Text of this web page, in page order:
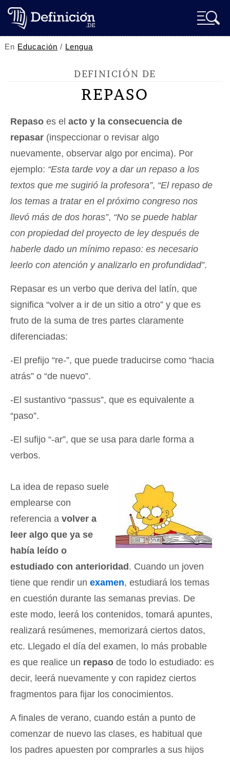
En Educación / Lengua
DEFINICIÓN DE
REPASO
Repaso es el acto y la consecuencia de
repasar (inspeccionar o revisar algo
nuevamente, observar algo por encima). Por
ejemplo: “Esta tarde voy a dar un repaso a los
textos que me sugirió la profesora”, “El repaso de
los temas a tratar en el próximo congreso nos
llevó más de dos horas”, “No se puede hablar
con propiedad del proyecto de ley después de
haberle dado un mínimo repaso: es necesario
leerlo con atención y analizarlo en profundidad”.
Repasar es un verbo que deriva del latín, que
significa “volver a ir de un sitio a otro” y que es
fruto de la suma de tres partes claramente
diferenciadas:
-El prefijo “re-”, que puede traducirse como “hacia
atrás” o “de nuevo”.
-El sustantivo “passus”, que es equivalente a
“paso”.
-El sufijo “-ar”, que se usa para darle forma a
verbos.
La idea de repaso suele
emplearse con
referencia a volver a
leer algo que ya se
había leído o
estudiado con anterioridad . Cuando un joven
tiene que rendir un examen, estudiará los temas
en cuestión durante las semanas previas. De
este modo, leerá los contenidos, tomará apuntes,
realizará resúmenes, memorizará ciertos datos,
etc. Llegado el día del examen, lo más probable
es que realice un repaso de todo lo estudiado: es
decir, leerá nuevamente y con rapidez ciertos
fragmentos para fijar los conocimientos.
A finales de verano, cuando están a punto de
comenzar de nuevo las clases, es habitual que
los padres apuesten por comprarles a sus hijos